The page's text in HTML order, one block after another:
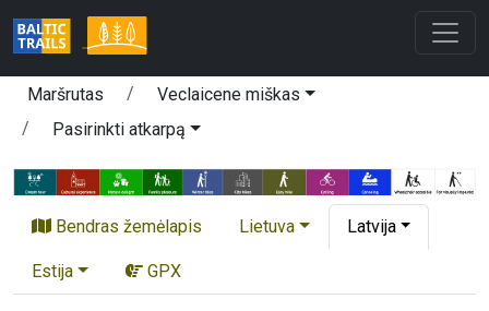
Maršrutas
Veclaicene miškas
Pasirinkti atkarpą
Bendras žemėlapis Lietuva Latvija
Estija GPX